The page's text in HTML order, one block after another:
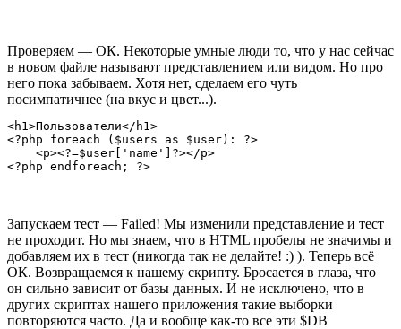
Проверяем — ОК. Некоторые умные люди то, что у нас сейчас
в новом файле называют представлением или видом. Но про
него пока забываем. Хотя нет, сделаем его чуть
посимпатичнее (на вкус и цвет...).
<h1>Пользователи</h1>
<?php foreach ($users as $user): ?>
    <p><?=$user['name']?></p>
Запускаем тест — Failed! Мы изменили представление и тест
не проходит. Но мы знаем, что в HTML пробелы не значимы и
добавляем их в тест (никогда так не делайте! :) ). Теперь всё
ОК. Возвращаемся к нашему скрипту. Бросается в глаза, что
он сильно зависит от базы данных. И не исключено, что в
других скриптах нашего приложения такие выборки
повторяются часто. Да и вообще как-то все эти $DB